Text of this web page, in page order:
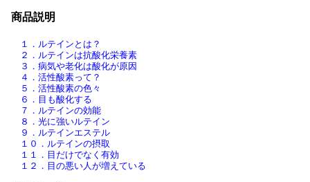
商品説明
１．ルテインとは？
２．ルテインは抗酸化栄養素
３．病気や老化は酸化が原因
４．活性酸素って？
５．活性酸素の色々
６．目も酸化する
７．ルテインの効能
８．光に強いルテイン
９．ルテインエステル
１０．ルテインの摂取
１１．目だけでなく有効
１２．目の悪い人が増えている